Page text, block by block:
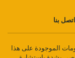
اتصل بنا
الموجودة على هذا